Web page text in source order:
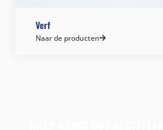
Verf
Naar de producten